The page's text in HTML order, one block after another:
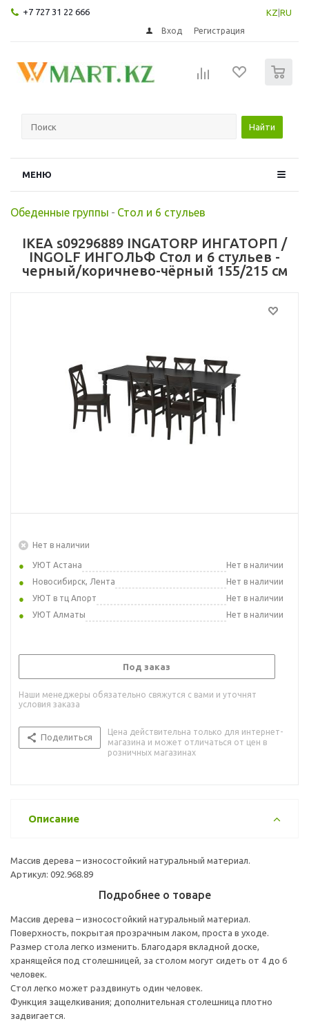
+7 727 31 22 666 KZ RU
Вход Регистрация
Найти
МЕНЮ
Обеденные группы - Стол и 6 стульев
IKEA s09296889 INGATORP ИНГАТОРП /
INGOLF ИНГОЛЬФ Стол и 6 стульев -
черный/коричнево-чёрный 155/215 см
Нет в наличии
УЮТ Астана
Нет в наличии
Новосибирск, Лента
Нет в наличии
УЮТ в тц Апорт
Нет в наличии
УЮТ Алматы
Нет в наличии
Под заказ
Наши менеджеры обязательно свяжутся с вами и уточнят
условия заказа
Поделиться
Цена действительна только для интернет-
магазина и может отличаться от цен в
розничных магазинах
Описание
Массив дерева – износостойкий натуральный материал.
Артикул: 092.968.89
Подробнее о товаре
Массив дерева – износостойкий натуральный материал.
Поверхность, покрытая прозрачным лаком, проста в уходе.
Размер стола легко изменить. Благодаря вкладной доске,
хранящейся под столешницей, за столом могут сидеть от 4 до 6
человек.
Стол легко может раздвинуть один человек.
Функция защелкивания; дополнительная столешница плотно
задвигается.